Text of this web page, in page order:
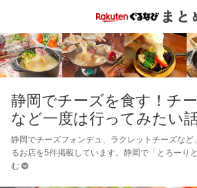
静岡でチーズを食す！チ
など一度は行ってみたい
静岡でチーズフォンデュ、ラクレットチーズな
るお店を5件掲載しています。静岡で「とろーり
む